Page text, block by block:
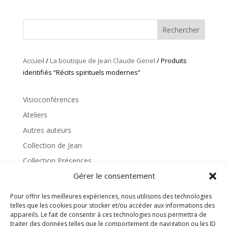
Gérer le consentement
Pour offrir les meilleures expériences, nous utilisons des technologies
telles que les cookies pour stocker et/ou accéder aux informations des
appareils. Le fait de consentir à ces technologies nous permettra de
traiter des données telles que le comportement de navigation ou les ID
Rechercher
Accueil / La boutique de Jean Claude Genel / Produits
identifiés “Récits spirituels modernes”
Visioconférences
Ateliers
Autres auteurs
Collection de Jean
Collection Présences
Collection Wesak
Enseignements
Hors collection
Retraite contemplative